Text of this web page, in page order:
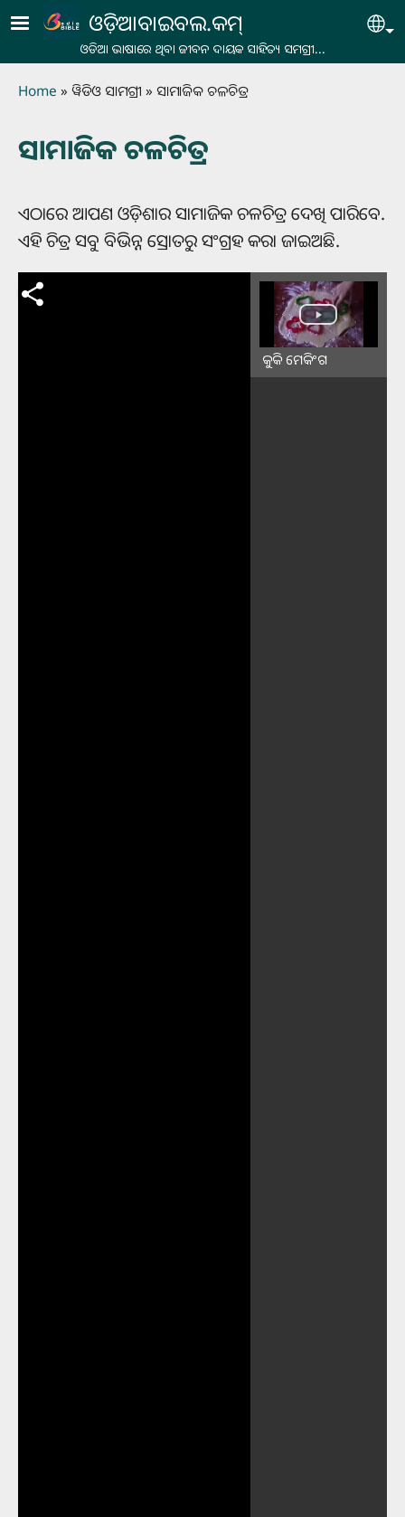
Skip to main content
ଓଡ଼ିଆବାଇବଲ.କମ୍
ଓଡିଆ ଭାଷାରେ ଥିବା ଜୀବନ ଦାୟକ ସାହିତ୍ୟ ସମଗ୍ରୀ...
Breadcrumb
Home ୱିଡିଓ ସାମଗ୍ରୀ ସାମାଜିକ ଚଳଚିତ୍ର
ସାମାଜିକ ଚଳଚିତ୍ର
ଏଠାରେ ଆପଣ ଓଡ଼ିଶାର ସାମାଜିକ ଚଳଚିତ୍ର ଦେଖି ପାରିବେ.
ଏହି ଚିତ୍ର ସବୁ ବିଭିନ୍ନ ସ୍ରୋତରୁ ସଂଗ୍ରହ କରା ଜାଇଅଛି.
କୁକି ମେକିଂଗ